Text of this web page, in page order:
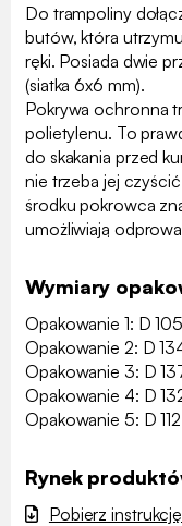
Do trampoliny
butów, która
ręki. Posiada dwie
(siatka 6x6 mm).
Pokrywa ochronna
polietylenu. To
do skakania przed
nie trzeba jej
środku pokrowca
umożliwiają
Wymiary
Opakowanie 1: D
Opakowanie 2: D
Opakowanie 3: D
Opakowanie 4: D
Opakowanie 5: D
Rynek
Pobierz